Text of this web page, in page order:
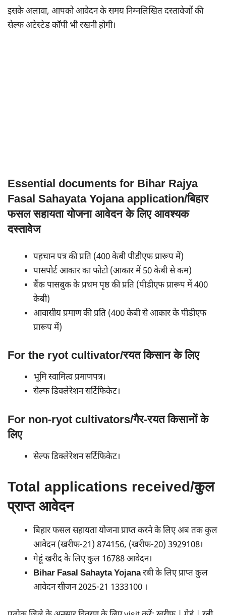
इसके अलावा, आपको आवेदन के समय निम्नलिखित दस्तावेजों की
सेल्फ अटेस्टेड कॉपी भी रखनी होगी।
Essential documents for Bihar Rajya
Fasal Sahayata Yojana application/बिहार
फसल सहायता योजना आवेदन के लिए आवश्यक
दस्तावेज
पहचान पत्र की प्रति (400 केबी पीडीएफ प्रारूप में)
पासपोर्ट आकार का फोटो (आकार में 50 केबी से कम)
बैंक पासबुक के प्रथम पृष्ठ की प्रति (पीडीएफ प्रारूप में 400
केबी)
आवासीय प्रमाण की प्रति (400 केबी से आकार के पीडीएफ
प्रारूप में)
For the ryot cultivator/रयत किसान के लिए
भूमि स्वामित्व प्रमाणपत्र।
सेल्फ डिक्लेरेशन सर्टिफिकेट।
For non-ryot cultivators/गैर-रयत किसानों के
लिए
सेल्फ डिक्लेरेशन सर्टिफिकेट।
Total applications received/कुल
प्राप्त आवेदन
बिहार फसल सहायता योजना प्राप्त करने के लिए अब तक कुल
आवेदन (खरीफ-21) 874156, (खरीफ-20) 3929108।
गेहूं खरीद के लिए कुल 16788 आवेदन।
Bihar Fasal Sahayta Yojanaरबी के लिए प्राप्त कुल
आवेदन सीजन 2025-21 1333100 ।